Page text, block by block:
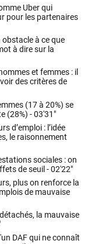
Uber qui
pour les partenaires
à ce que
à dire sur la
et femmes : il
des critères de
(17 à 20%) se
(28%) -03'31"
d’emploi : l’idée
le raisonnement
sociales : on
de seuil -02'22"
plus on renforce la
de mauvaise
la mauvaise
DAF qui ne connaît